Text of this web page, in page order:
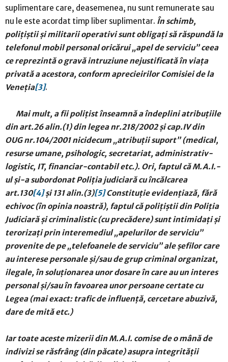
suplimentare care, deasemenea, nu sunt remunerate sau
nu le este acordat timp liber suplimentar. În schimb,
polițiștii și militarii operativi sunt obligați să răspundă la
telefonul mobil personal oricărui „apel de serviciu” ceea
ce reprezintă o gravă intruziune nejustificată în viața
privată a acestora, conform aprecieirilor Comisiei de la
Veneția[3].
Mai mult, a fii polițist înseamnă a îndeplini atribuțiile
din art.26 alin.(1) din legea nr.218/2002 și cap.IV din
OUG nr.104/2001 nicidecum „atribuții suport” (medical,
resurse umane, psihologic, secretariat, administrativ-
logistic, IT, financiar-contabil etc.). Ori, faptul că M.A.I.-
ul și-a subordonat Poliția judiciară cu încălcarea
art.130[4]și 131 alin.(3)[5]Constituție evidențiază, fără
echivoc (în opinia noastră), faptul că polițiștii din Poliția
Judiciară și criminalistic (cu precădere) sunt intimidați și
terorizați prin interemediul „apelurilor de serviciu”
provenite de pe „telefoanele de serviciu” ale șefilor care
au interese personale și/sau de grup criminal organizat,
ilegale, în soluționarea unor dosare în care au un interes
personal și/sau în favoarea unor persoane certate cu
Legea (mai exact: trafic de influență, cercetare abuzivă,
dare de mită etc.)
Iar toate aceste mizerii din M.A.I. comise de o mână de
indivizi se răsfrâng (din păcate) asupra integrității